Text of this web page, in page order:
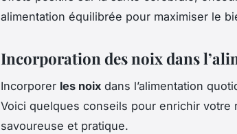
alimentation équilibrée pour maximiser le
Incorporation des noix dans
Incorporer les noix dans l’alimentation
Voici quelques conseils pour enrichir votre
savoureuse et pratique.